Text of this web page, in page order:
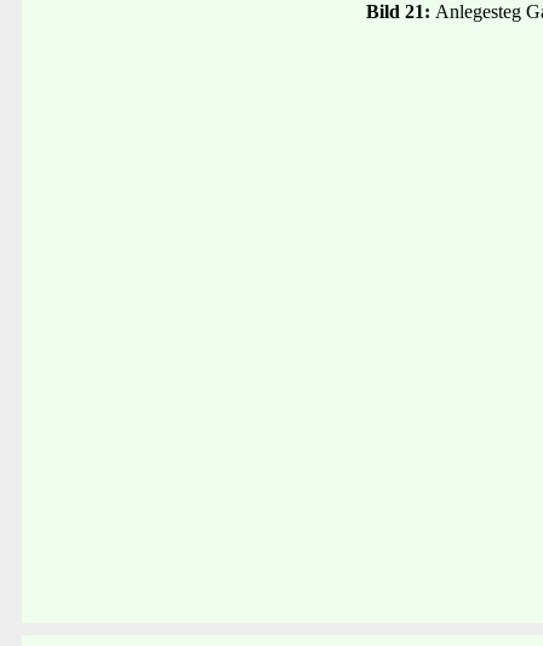
Bild 21: Anlegesteg